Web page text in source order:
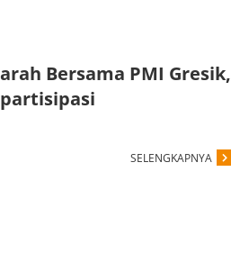
Bersama PMI Gresik,
SELENGKAPNYA